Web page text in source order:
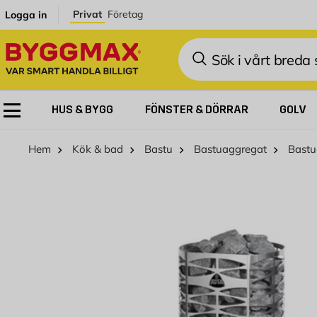
Logga in Privat Företag
Sök
HUS & BYGG FÖNSTER & DÖRRAR GOLV
Hem Kök & bad Bastu Bastuaggregat